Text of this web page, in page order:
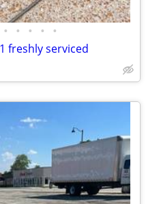
• • • • •
freshly serviced